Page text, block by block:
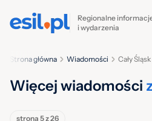
Regionalne
i wydarzenia
Cały Śląsk
Wiadomości
Strona główna
Więcej wiadomości
strona 5 z 26